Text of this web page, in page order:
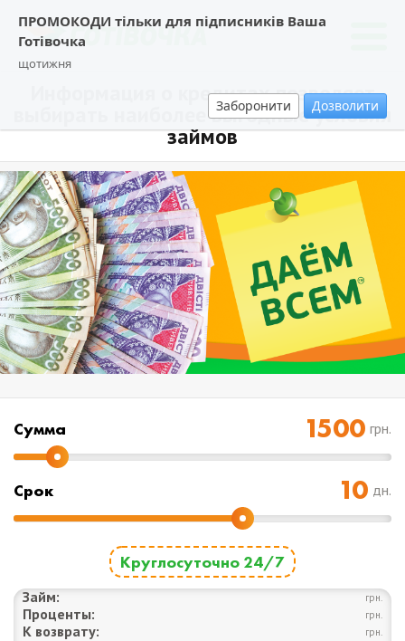
ПРОМОКОДИ тільки для підписників Ваша
Готівочка
щотижня
Заборонити Дозволити
Информация о кредитах позволяет
выбирать наиболее выгодные условия
займов
Cумма грн.
Срок дн.
Круглосуточно 24/7
Займ: грн.
Проценты: грн.
К возврату: грн.